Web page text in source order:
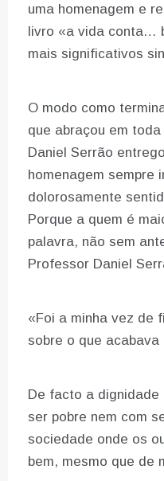
uma homenagem e
livro «a vida conta…
mais significativos
O modo como
que abraçou em
Daniel Serrão
homenagem sempre
dolorosamente
Porque a quem é
palavra, não sem
Professor Daniel
«Foi a minha vez de
sobre o que acabava
De facto a dignidade
ser pobre nem com
sociedade onde os
bem, mesmo que de